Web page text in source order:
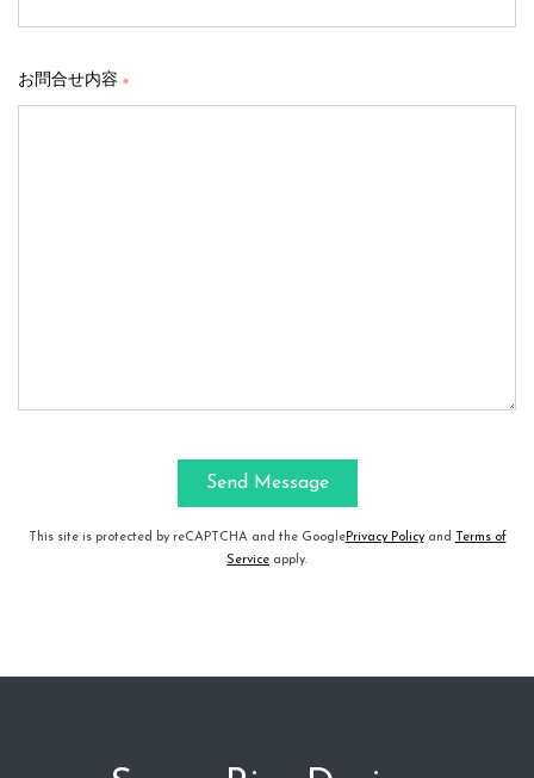
お問合せ内容 ※
This site is protected by reCAPTCHA and the GooglePrivacy Policyand
Terms of
Service apply.